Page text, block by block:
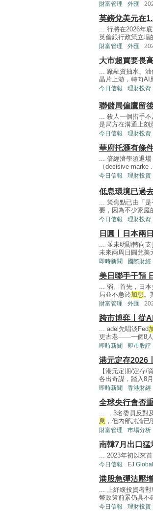
財富管理 外匯
英鎊兌美元在
... 行將在2026年
英倫銀行政策立場
財富管理 外匯
大市超買要畏
... 廠融資抽水、油
晶片上游，轉向AI
今日信報 理財投資
聯儲局偏鷹留
... 殺人一個措手
是局方在溝通上刻
今日信報 理財投資
華府托滙有條
... 倍經濟學須退
（decisive marke ...
今日信報 理財投資
低息環境已過
... 策焦點已由「
要，因為不少家庭
今日信報 理財投資
日圓丨日本兩
... 並未明顯轉向
未來兩周日圓兌美
即時新聞 國際財經
美日聯手干預
... 弱。首先，日
局並不急於加息 。
財富管理 外匯
跨市博弈丨從
... adel先唱淡Fed
更古老——一個8人
即時新聞 即巿股評
港元定存2026
【港元定期/定存/
各出奇謀，踏入8
即時新聞 香港財經
全球央行會否
... ，3名委員反對
息 ，但內部討論已
財富管理 市場分析
南韓7月出口猛
... 2023年初以來
今日信報 EJ Global
港股急彈沽壓
... 上紓緩投資者
幣政策前景仍具不
今日信報 理財投資